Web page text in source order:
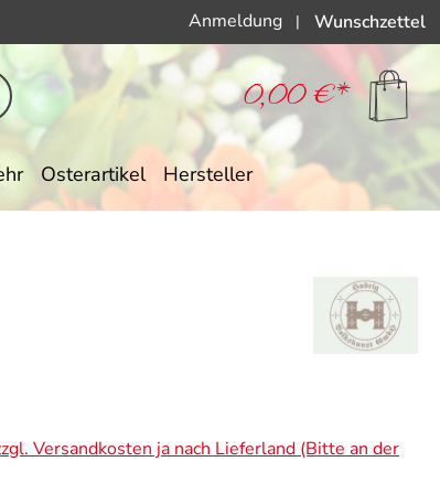
Anmeldung | Wunschzettel
0,00 €*
Osterartikel Hersteller
Versandkosten ja nach Lieferland (Bitte an der